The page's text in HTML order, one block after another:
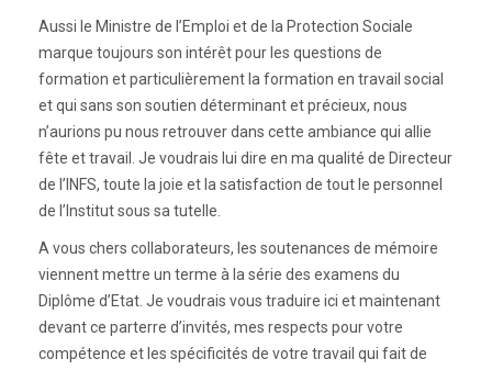
Aussi le Ministre de l’Emploi et de la Protection Sociale
marque toujours son intérêt pour les questions de
formation et particulièrement la formation en travail social
et qui sans son soutien déterminant et précieux, nous
n’aurions pu nous retrouver dans cette ambiance qui allie
fête et travail. Je voudrais lui dire en ma qualité de Directeur
de l’INFS, toute la joie et la satisfaction de tout le personnel
de l’Institut sous sa tutelle.
A vous chers collaborateurs, les soutenances de mémoire
viennent mettre un terme à la série des examens du
Diplôme d’Etat. Je voudrais vous traduire ici et maintenant
devant ce parterre d’invités, mes respects pour votre
compétence et les spécificités de votre travail qui fait de